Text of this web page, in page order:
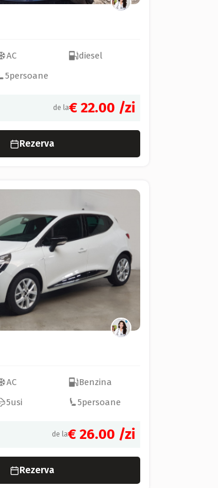
AC
diesel
5persoane
de la€ 22.00 /zi
Rezerva
AC
Benzina
5usi 5persoane
de la€ 26.00 /zi
Rezerva